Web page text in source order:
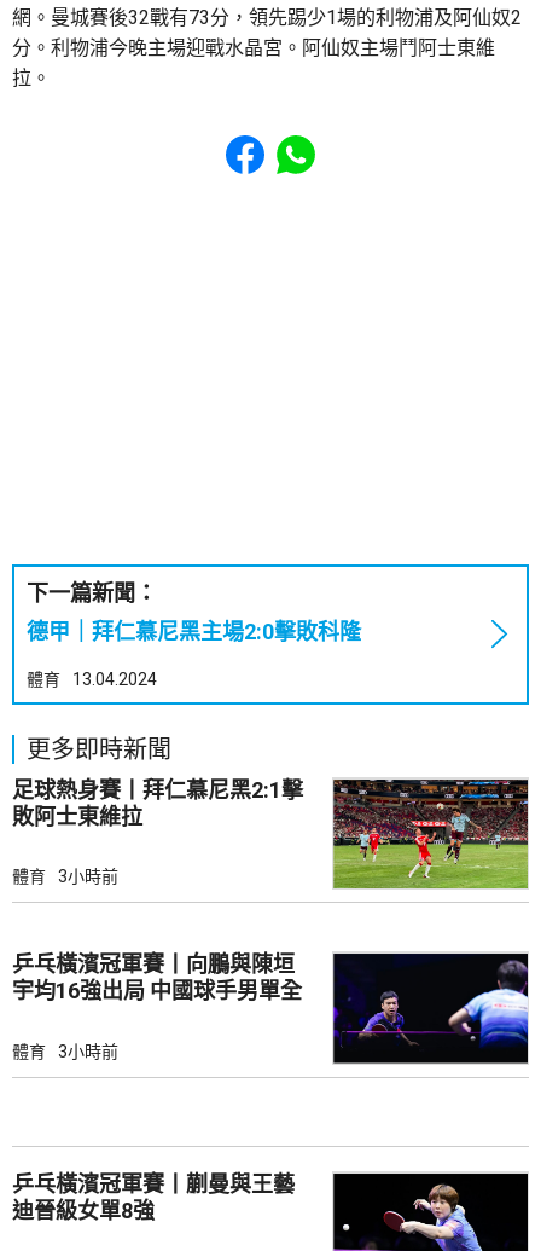
網。曼城賽後32戰有73分，領先踢少1場的利物浦及阿仙奴2
分。利物浦今晚主場迎戰水晶宮。阿仙奴主場鬥阿士東維
拉。
Share to Facebook
Share to WhatsApp
下一篇新聞：
德甲｜拜仁慕尼黑主場2:0擊敗科隆
體育 13.04.2024
更多即時新聞
足球熱身賽丨拜仁慕尼黑2:1擊
敗阿士東維拉
體育 3小時前
乒乓橫濱冠軍賽丨向鵬與陳垣
宇均16強出局 中國球手男單全
體育 3小時前
乒乓橫濱冠軍賽丨蒯曼與王藝
迪晉級女單8強